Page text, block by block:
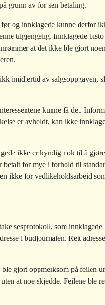
grunn av for sen betaling.
og innklagede kunne derfor
tilgjengelig. Innklagede
at det ikke ble gjort
imidlertid av salgsoppgaven,
kunne få det.
er avholdt, kan ikke
ikke er kyndig nok til å
for mye i forhold til
ikke for vedlikeholdsarbeid
som innklagede
i budjournalen. Rett
gjort oppmerksom på feilen
at noe skjedde. Feilene ble